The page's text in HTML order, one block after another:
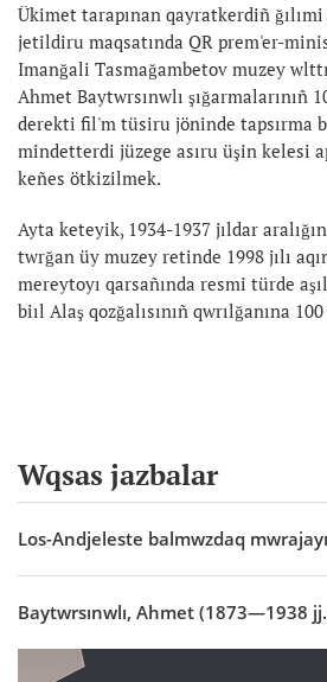
Ükimet tarapınan qayratkerdiñ
jetildiru maqsatında QR prem'er-
Imanğali Tasmağambetov muzey
Ahmet Baytwrsınwlı şığarmalarınıñ
derekti fil'm tüsiru jöninde tapsırma
mindetterdi jüzege asıru üşin kelesi
keñes ötkizilmek.
Ayta keteyik, 1934-1937 jıldar
twrğan üy muzey retinde 1998 jılı
mereytoyı qarsañında resmi türde
biıl Alaş qozğalısınıñ qwrılğanına
Wqsas jazbalar
Los-Andjeleste balmwzdaq mwrajayı
Baytwrsınwlı, Ahmet (1873—1938